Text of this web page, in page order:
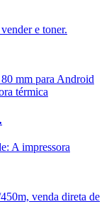
e toner.
A impressora